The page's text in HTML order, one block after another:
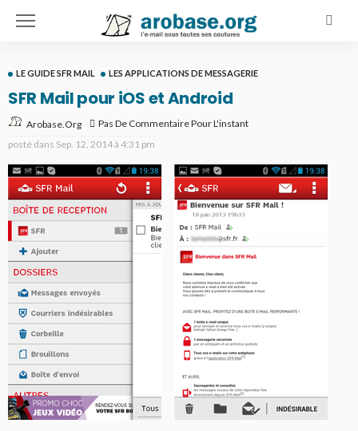
LE GUIDE SFR MAIL LES APPLICATIONS DE MESSAGERIE
SFR Mail pour iOS et Android
Arobase.org
Pas De Commentaire Pour L'instant
posté dans Sep. 12, 2014 à 4:31 pm